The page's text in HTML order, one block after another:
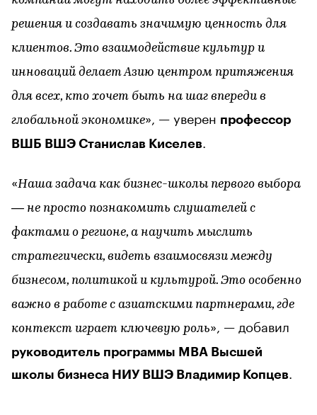
решения и создавать значимую ценность для
клиентов. Это взаимодействие культур и
инноваций делает Азию центром притяжения
для всех, кто хочет быть на шаг впереди в
глобальной экономике», — уверен профессор
ВШБ ВШЭ Станислав Киселев
«Наша задача как бизнес-школы первого выбора
— не просто познакомить слушателей с
фактами о регионе, а научить мыслить
стратегически, видеть взаимосвязи между
бизнесом, политикой и культурой. Это особенно
важно в работе с азиатскими партнерами, где
контекст играет ключевую роль», — добавил
руководитель программы MBA Высшей
школы бизнеса НИУ ВШЭ Владимир Копцев